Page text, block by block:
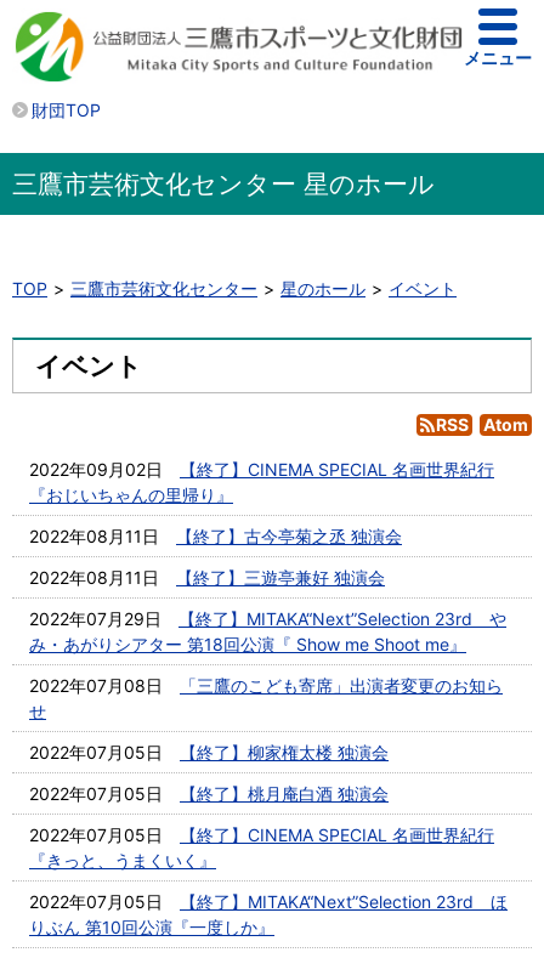
財団TOP
メニュー
三鷹市芸術文化センター 星のホール
TOP 三鷹市芸術文化センター 星のホール イベント
イベント
RSS Atom
2022年09月02日
【終了】CINEMA SPECIAL 名画世界紀行
『おじいちゃんの里帰り』
2022年08月11日
【終了】古今亭菊之丞 独演会
2022年08月11日
【終了】三遊亭兼好 独演会
2022年07月29日
【終了】MITAKA“Next”Selection 23rd や
み・あがりシアター 第18回公演『 Show me Shoot me』
2022年07月08日
「三鷹のこども寄席」出演者変更のお知ら
せ
2022年07月05日
【終了】柳家権太楼 独演会
2022年07月05日
【終了】桃月庵白酒 独演会
2022年07月05日
【終了】CINEMA SPECIAL 名画世界紀行
『きっと、うまくいく』
2022年07月05日
【終了】MITAKA“Next”Selection 23rd ほ
りぶん 第10回公演『一度しか』